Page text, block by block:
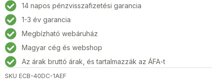
Férfi
karóra
48mm
10ATM
mennyiség
14 napos pénzvisszafizetési garancia
1-3 év garancia
Megbízható webáruház
Magyar cég és webshop
Az árak bruttó árak, és tartalmazzák az ÁFA-t
SKU ECB-40DC-1AEF